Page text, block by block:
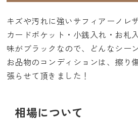
キズや汚れに強いサフィアーノレ
カードポケット・小銭入れ・お札
味がブラックなので、どんなシー
お品物のコンディションは、擦り
張らせて頂きました！
相場について